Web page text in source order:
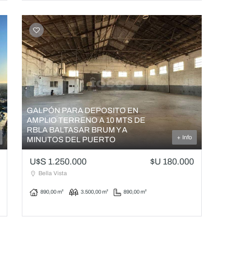
GALPÓN PARA DEPOSITO EN
AMPLIO TERRENO A 10 MTS DE
RBLA BALTASAR BRUM Y A
MINUTOS DEL PUERTO
+ Info
U$S 1.250.000 $U 180.000
Bella Vista
890,00 m² 3.500,00 m² 890,00 m²